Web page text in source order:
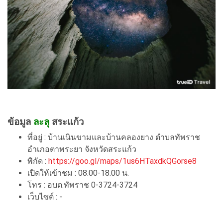
ข้อมูล ละลุ สระแก้ว
ที่อยู่ : บ้านเนินขามและบ้านคลองยาง ตำบลทัพราช
อำเภอตาพระยา จังหวัดสระแก้ว
พิกัด : https://goo.gl/maps/1us6HTaxdkQGorse8
เปิดให้เข้าชม : 08.00-18.00 น.
โทร : อบต.ทัพราช 0-3724-3724
เว็บไซต์ : -